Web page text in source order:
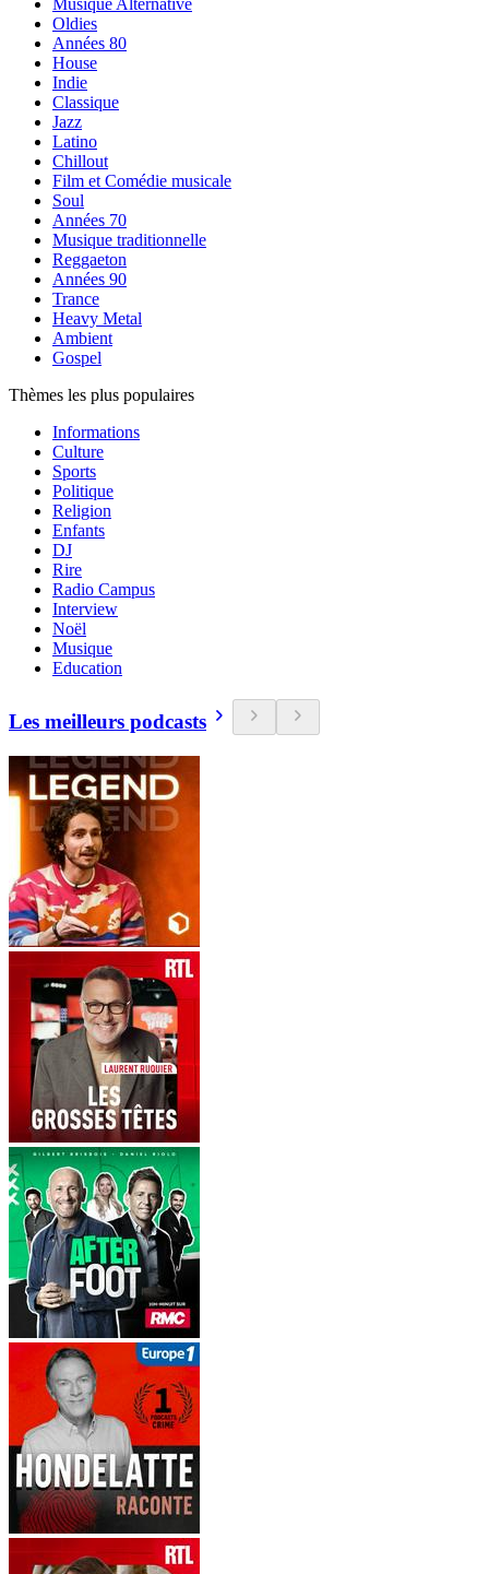
Musique Alternative
Oldies
Années 80
House
Indie
Classique
Jazz
Latino
Chillout
Film et Comédie musicale
Soul
Années 70
Musique traditionnelle
Reggaeton
Années 90
Trance
Heavy Metal
Ambient
Gospel
Thèmes les plus populaires
Informations
Culture
Sports
Politique
Religion
Enfants
DJ
Rire
Radio Campus
Interview
Noël
Musique
Education
Les meilleurs podcasts